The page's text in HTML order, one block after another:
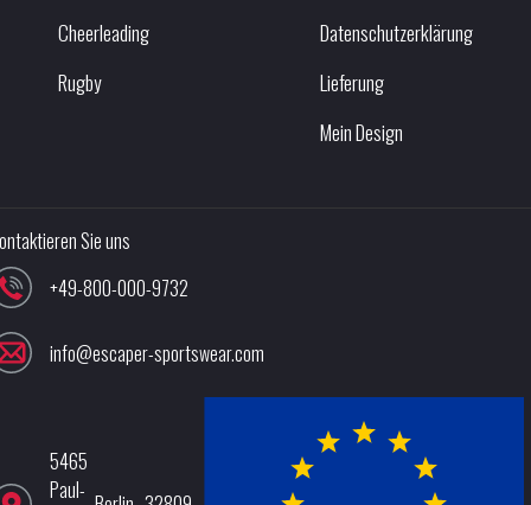
Cheerleading
Rugby
Datenschutzerklärung
Lieferung
Mein Design
Sie uns
+49-800-000-9732
info@escaper-sportswear.com
5465
Paul-